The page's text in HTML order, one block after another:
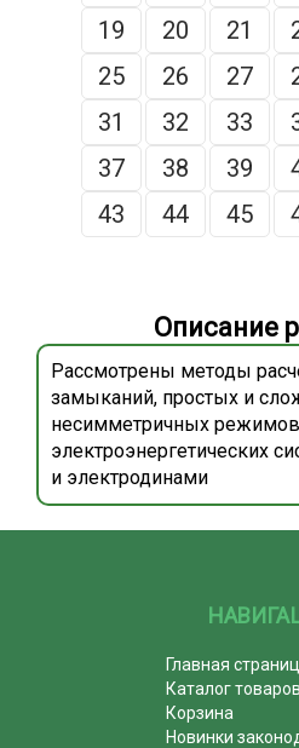
19
20 21
25
26 27
31
32 33
37
38 39
43
44 45
Описание
Рассмотрены методы
замыканий, простых и
несимметричных
электроэнергетических
и электродинами
Главная
Каталог товаров
Корзина
Новинки